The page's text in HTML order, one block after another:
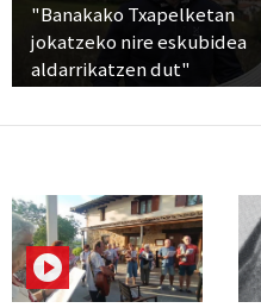
"Banakako Txapelketan
jokatzeko nire eskubidea
aldarrikatzen dut"